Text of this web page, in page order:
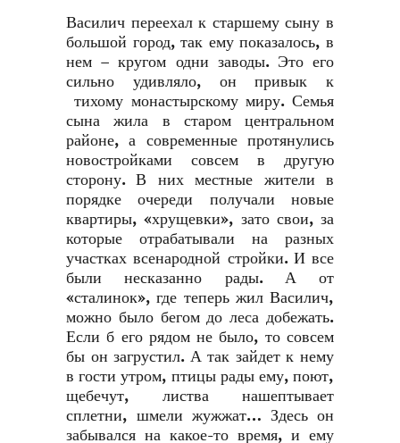
Василич переехал к старшему сыну в
большой город, так ему показалось, в
нем – кругом одни заводы. Это его
сильно удивляло, он привык к
тихому монастырскому миру. Семья
сына жила в старом центральном
районе, а современные протянулись
новостройками совсем в другую
сторону. В них местные жители в
порядке очереди получали новые
квартиры, «хрущевки», зато свои, за
которые отрабатывали на разных
участках всенародной стройки. И все
были несказанно рады. А от
«сталинок», где теперь жил Василич,
можно было бегом до леса добежать.
Если б его рядом не было, то совсем
бы он загрустил. А так зайдет к нему
в гости утром, птицы рады ему, поют,
щебечут, листва нашептывает
сплетни, шмели жужжат… Здесь он
забывался на какое-то время, и ему